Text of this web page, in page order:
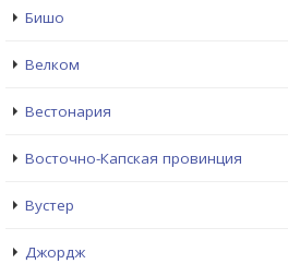
Бишо
Велком
Вестонария
Восточно-Капская провинция
Вустер
Джордж